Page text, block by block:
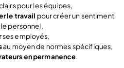
pour les équipes,
le travail pour créer un sentiment
personnel,
ses employés,
au moyen de normes spécifiques,
en permanence